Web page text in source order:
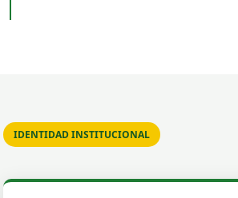
IDENTIDAD INSTITUCIONAL